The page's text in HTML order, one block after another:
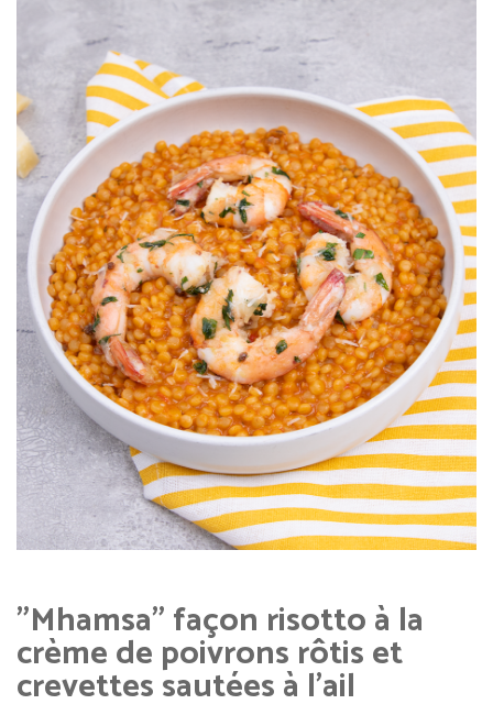
"Mhamsa" façon risotto à la
crème de poivrons rôtis et
crevettes sautées à l'ail